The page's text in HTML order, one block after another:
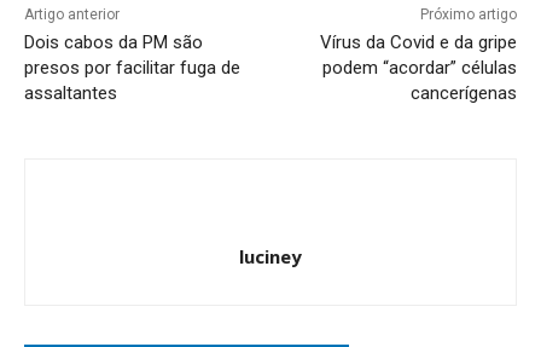
Artigo anterior
Dois cabos da PM são
presos por facilitar fuga de
assaltantes
Próximo artigo
Vírus da Covid e da gripe
podem “acordar” células
cancerígenas
luciney